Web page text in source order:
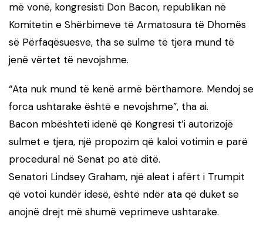
më vonë, kongresisti Don Bacon, republikan në
Komitetin e Shërbimeve të Armatosura të Dhomës
së Përfaqësuesve, tha se sulme të tjera mund të
jenë vërtet të nevojshme.
“Ata nuk mund të kenë armë bërthamore. Mendoj se
forca ushtarake është e nevojshme”, tha ai.
Bacon mbështeti idenë që Kongresi t’i autorizojë
sulmet e tjera, një propozim që kaloi votimin e parë
procedural në Senat po atë ditë.
Senatori Lindsey Graham, një aleat i afërt i Trumpit
që votoi kundër idesë, është ndër ata që duket se
anojnë drejt më shumë veprimeve ushtarake.